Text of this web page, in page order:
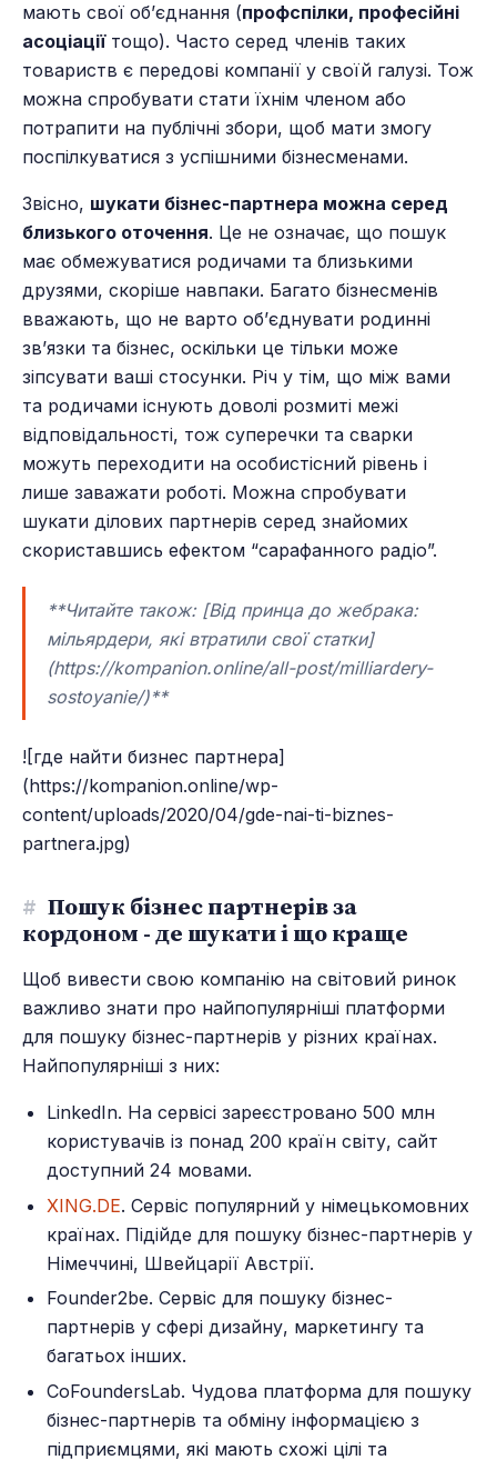
мають свої об’єднання (профспілки, професійні
асоціаціїтощо). Часто серед членів таких
товариств є передові компанії у своїй галузі. Тож
можна спробувати стати їхнім членом або
потрапити на публічні збори, щоб мати змогу
поспілкуватися з успішними бізнесменами.
Звісно, шукати бізнес-партнера можна серед
близького оточення. Це не означає, що пошук
має обмежуватися родичами та близькими
друзями, скоріше навпаки. Багато бізнесменів
вважають, що не варто об’єднувати родинні
зв’язки та бізнес, оскільки це тільки може
зіпсувати ваші стосунки. Річ у тім, що між вами
та родичами існують доволі розмиті межі
відповідальності, тож суперечки та сварки
можуть переходити на особистісний рівень і
лише заважати роботі. Можна спробувати
шукати ділових партнерів серед знайомих
скориставшись ефектом “сарафанного радіо”.
**Читайте також: [Від принца до жебрака:
мільярдери, які втратили свої статки]
(https://kompanion.online/all-post/milliardery-
sostoyanie/)**
![где найти бизнес партнера]
(https://kompanion.online/wp-
content/uploads/2020/04/gde-nai-ti-biznes-
partnera.jpg)
# Пошук бізнес партнерів за
кордоном - де шукати і що краще
Щоб вивести свою компанію на світовий ринок
важливо знати про найпопулярніші платформи
для пошуку бізнес-партнерів у різних країнах.
Найпопулярніші з них:
LinkedIn. На сервісі зареєстровано 500 млн
користувачів із понад 200 країн світу, сайт
доступний 24 мовами.
XING.DE. Сервіс популярний у німецькомовних
країнах. Підійде для пошуку бізнес-партнерів у
Німеччині, Швейцарії Австрії.
Founder2be. Сервіс для пошуку бізнес-
партнерів у сфері дизайну, маркетингу та
багатьох інших.
CoFoundersLab. Чудова платформа для пошуку
бізнес-партнерів та обміну інформацією з
підприємцями, які мають схожі цілі та